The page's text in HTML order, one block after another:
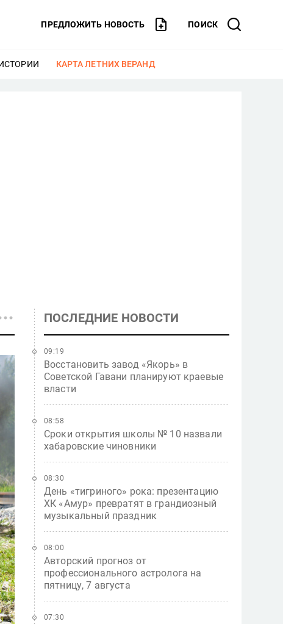
ПРЕДЛОЖИТЬ НОВОСТЬ ПОИСК
ЕЩЕ
КАРТА ЛЕТНИХ ВЕРАНД
ПОСЛЕДНИЕ НОВОСТИ
Восстановить завод «Якорь» в
Советской Гавани планируют краевые
власти
09:19
Сроки открытия школы № 10 назвали
хабаровские чиновники
08:58
День «тигриного» рока: презентацию
ХК «Амур» превратят в грандиозный
музыкальный праздник
08:30
Авторский прогноз от
профессионального астролога на
пятницу, 7 августа
08:00
07:30